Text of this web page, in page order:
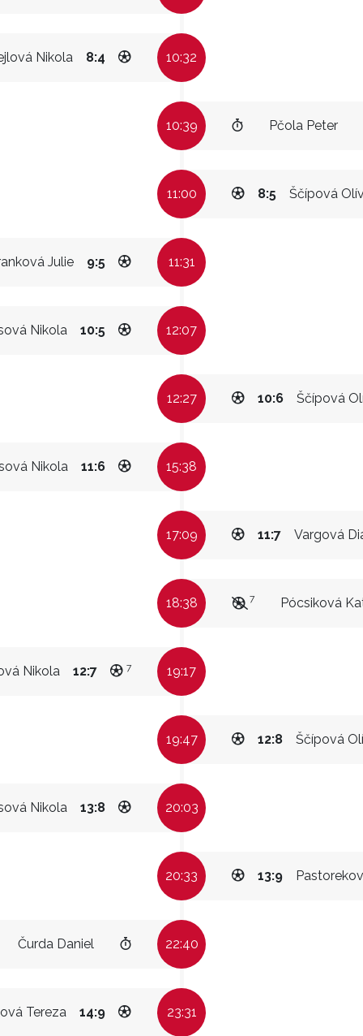
Nikola 8:4 10:32
10:39 Pčola Peter
11:00 Ščípová
8:5
Julie 9:5 11:31
Nikola 10:5 12:07
12:27 Ščípová
10:6
Nikola 11:6 15:38
17:09 Vargová
11:7
18:38 Pócsiková
7
Nikola 12:7 7 19:17
19:47 Ščípová
12:8
Nikola 13:8 20:03
20:33 13:9
Čurda Daniel 22:40
Tereza 14:9 23:31